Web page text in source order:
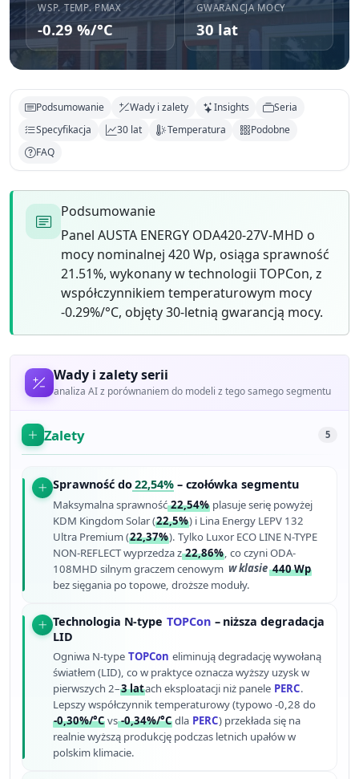
WSP. TEMP. PMAX
-0.29 %/°C
GWARANCJA MOCY
30 lat
Podsumowanie Wady i zalety Insights
Seria
Specyfikacja
30 lat Temperatura
Podobne
FAQ
Podsumowanie
Panel AUSTA ENERGY ODA420-27V-MHD o
mocy nominalnej 420 Wp, osiąga sprawność
21.51%, wykonany w technologii TOPCon, z
współczynnikiem temperaturowym mocy
-0.29%/°C, objęty 30-letnią gwarancją mocy.
Wady i zalety serii
analiza AI z porównaniem do modeli z tego samego segmentu
Zalety 5
Sprawność do22,54% – czołówka segmentu
Maksymalna sprawność22,54% plasuje serię powyżej
KDM Kingdom Solar (22,5%) i Lina Energy LEPV 132
Ultra Premium (22,37%). Tylko Luxor ECO LINE N-TYPE
NON-REFLECT wyprzedza z22,86%, co czyni ODA-
108MHD silnym graczem cenowym w klasie440 Wp
bez sięgania po topowe, droższe moduły.
Technologia N-type TOPCon – niższa degradacja
LID
Ogniwa N-type TOPCon eliminują degradację wywołaną
światłem (LID), co w praktyce oznacza wyższy uzysk w
pierwszych 2–3 latach eksploatacji niż panele PERC.
Lepszy współczynnik temperaturowy (typowo -0,28 do
-0,30%/°C vs-0,34%/°C dla PERC) przekłada się na
realnie wyższą produkcję podczas letnich upałów w
polskim klimacie.